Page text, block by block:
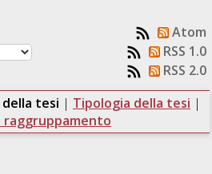
Atom
RSS 1.0
RSS 2.0
tesi | Tipologia della tesi |
raggruppamento